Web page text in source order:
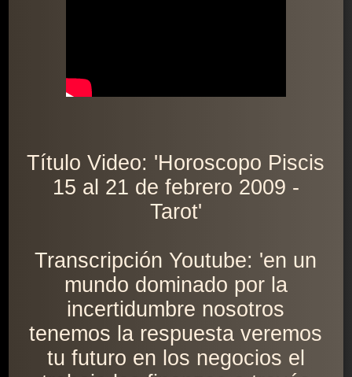
Título Video: 'Horoscopo Piscis
15 al 21 de febrero 2009 -
Tarot'
Transcripción Youtube: 'en un
mundo dominado por la
incertidumbre nosotros
tenemos la respuesta veremos
tu futuro en los negocios el